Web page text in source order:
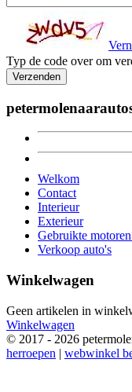
Typ de code over om
Verzenden
Welkom
Contact
Interieur
Exterieur
Gebruikte
Verkoop auto's
Winkelwagen
Geen artikelen in
Winkelwagen
© 2017 - 2026
herroepen | webwinkel